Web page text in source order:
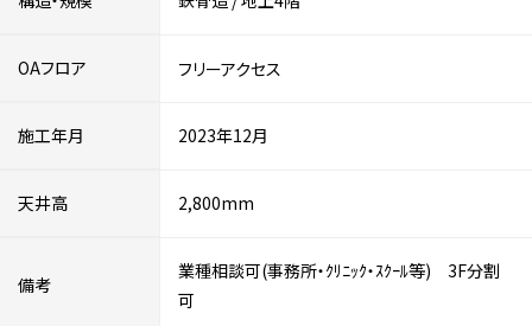
OAフロア フリーアクセス
施工年月 2023年12月
天井高 2,800mm
備考
業種相談可(事務所・ｸﾘﾆｯｸ・ｽｸｰﾙ等) 3F分割
可